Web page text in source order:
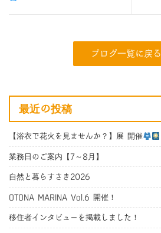
ブログ一覧に戻る
最近の投稿
【浴衣で花火を見ませんか？】展 開催
業務日のご案内【7～8月】
自然と暮らすさき2026
OTONA MARINA Vol.6 開催！
移住者インタビューを掲載しました！